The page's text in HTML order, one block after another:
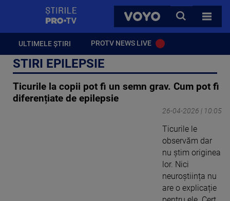
VOYO
CAUTA
TOATE
ULTIMELE ȘTIRI PROTV NEWS LIVE
STIRI EPILEPSIE
Ticurile la copii pot fi un semn grav. Cum pot fi
diferențiate de epilepsie
26-04-2026 | 10:05
Ticurile le
observăm dar
nu știm originea
lor. Nici
neuroștiința nu
are o explicație